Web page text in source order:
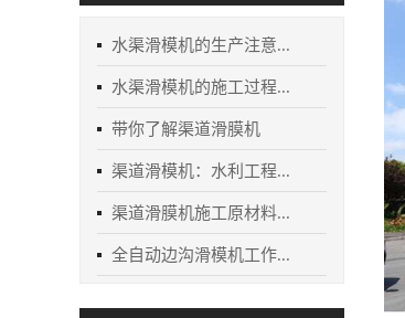
水渠滑模机的生产注意...
水渠滑模机的施工过程...
带你了解渠道滑膜机
渠道滑模机：水利工程...
渠道滑膜机施工原材料...
全自动边沟滑模机工作...